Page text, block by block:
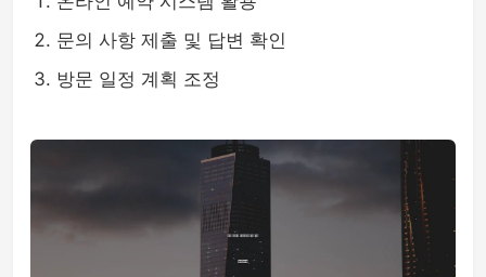
문의 사항 제출 및 답변 확인
방문 일정 계획 조정